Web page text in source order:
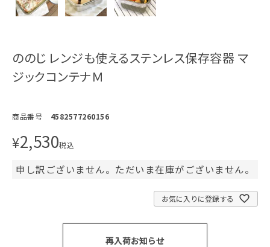
ののじ レンジも使えるステンレス保存容器 マ
ジックコンテナＭ
商品番号 4582577260156
¥2,530税込
申し訳ございません。ただいま在庫がございません。
お気に入りに登録する
再入荷お知らせ